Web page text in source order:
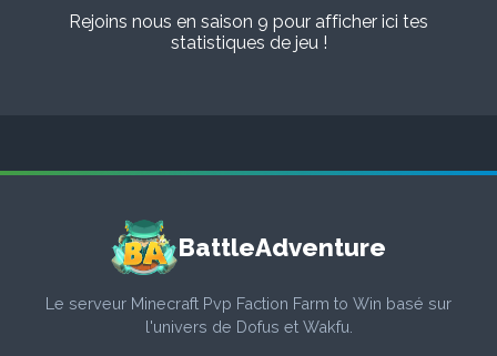
Rejoins nous en saison 9 pour afficher ici tes
statistiques de jeu !
BattleAdventure
Le serveur Minecraft Pvp Faction Farm to Win basé sur
l'univers de Dofus et Wakfu.